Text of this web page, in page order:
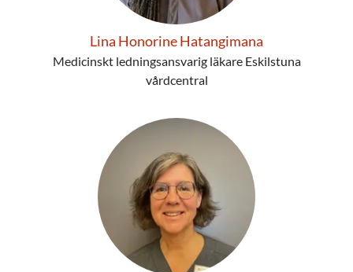
Lina Honorine Hatangimana
Medicinskt ledningsansvarig läkare Eskilstuna
vårdcentral